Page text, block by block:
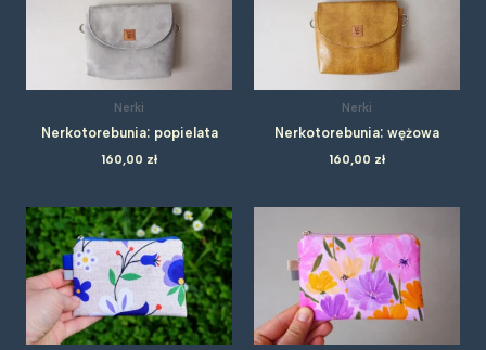
Nerki
Nerkotorebunia: popielata
160,00 zł
Nerki
Nerkotorebunia: wężowa
160,00 zł